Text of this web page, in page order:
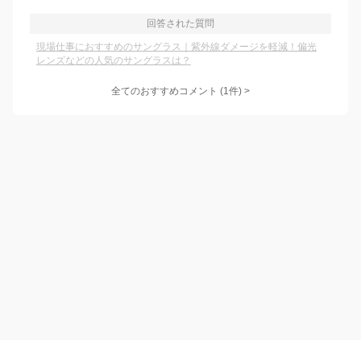
回答された質問
現場仕事におすすめのサングラス｜紫外線ダメージを軽減！偏光
レンズなどの人気のサングラスは？
全てのおすすめコメント (1件) >